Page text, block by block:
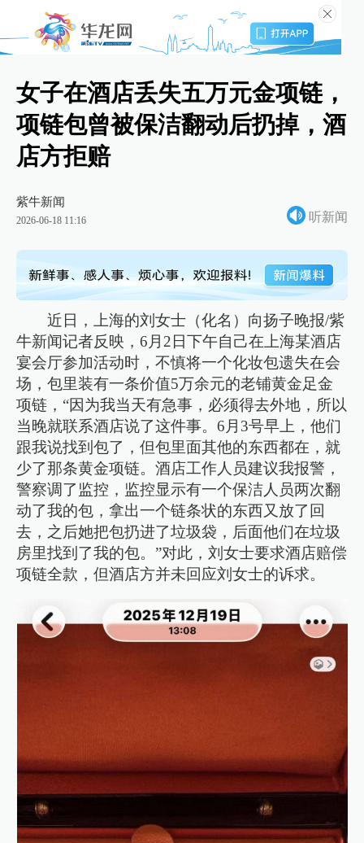
女子在酒店丢失五万元金项链，
项链包曾被保洁翻动后扔掉，酒
店方拒赔
紫牛新闻
2026-06-18 11:16 听新闻
近日，上海的刘女士（化名）向扬子晚报/紫
牛新闻记者反映，6月2日下午自己在上海某酒店
宴会厅参加活动时，不慎将一个化妆包遗失在会
场，包里装有一条价值5万余元的老铺黄金足金
项链，“因为我当天有急事，必须得去外地，所以
当晚就联系酒店说了这件事。6月3号早上，他们
跟我说找到包了，但包里面其他的东西都在，就
少了那条黄金项链。酒店工作人员建议我报警，
警察调了监控，监控显示有一个保洁人员两次翻
动了我的包，拿出一个链条状的东西又放了回
去，之后她把包扔进了垃圾袋，后面他们在垃圾
房里找到了我的包。”对此，刘女士要求酒店赔偿
项链全款，但酒店方并未回应刘女士的诉求。